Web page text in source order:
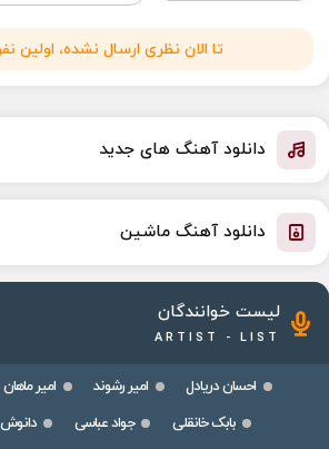
تا الان نظری ارسال نشده، اولین
دانلود آهنگ های جدید
دانلود آهنگ ماشین
لیست خوانندگان
ARTIST - LIST
احسان دریادل امیر رشوند امیر ماهان
بابک خانقلی
جواد عباسی دانوش